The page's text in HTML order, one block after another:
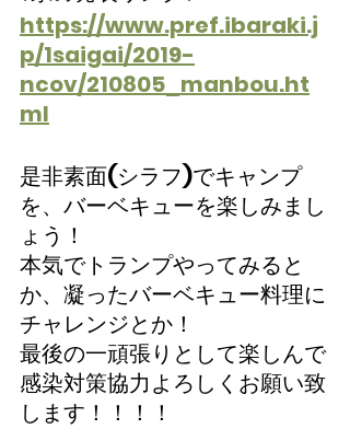
https://www.pref.ibaraki.j
p/1saigai/2019-
ncov/210805_manbou.ht
ml
是非素面(シラフ)でキャンプ
を、バーベキューを楽しみまし
ょう！
本気でトランプやってみると
か、凝ったバーベキュー料理に
チャレンジとか！
最後の一頑張りとして楽しんで
感染対策協力よろしくお願い致
します！！！！